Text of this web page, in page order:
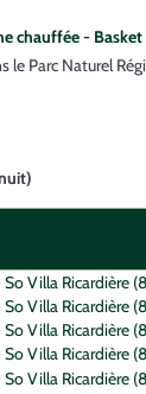
chauffée -
Parc Naturel